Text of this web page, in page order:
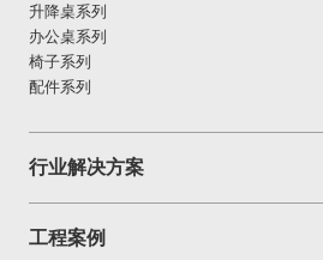
升降桌系列
办公桌系列
椅子系列
配件系列
行业解决方案
工程案例